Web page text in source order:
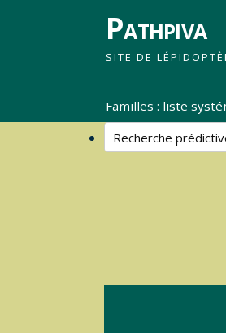
Pathpiva
SITE DE
Familles : liste